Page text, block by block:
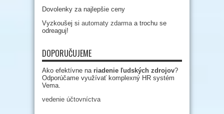
Dovolenky za najlepšie ceny
Vyzkoušej si automaty zdarma a trochu se
odreaguj!
DOPORUČUJEME
Ako efektívne na riadenie ľudských zdrojov?
Odporúčame využívať komplexný HR systém
Vema.
vedenie účtovníctva